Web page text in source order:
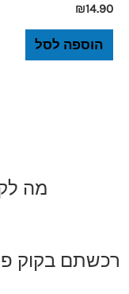
₪14.90
הוספה לסל
מה
רכשתם בקוק